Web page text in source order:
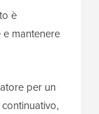
è
mantenere
per un